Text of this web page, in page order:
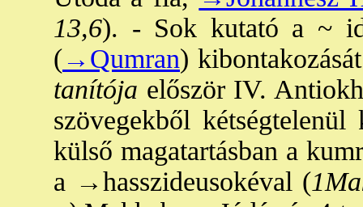
13,6). - Sok kutató a ~
(→Qumran)
tanítója először IV.
szövegekből
külső magatartásban a
a →hasszideusokéval (